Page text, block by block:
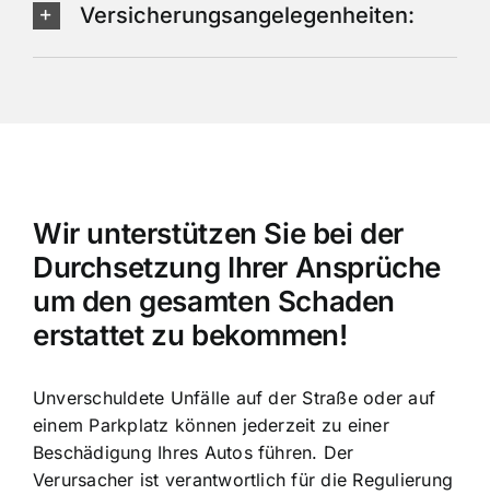
Versicherungsangelegenheiten:
Wir unterstützen Sie bei der
Durchsetzung Ihrer Ansprüche
um den gesamten Schaden
erstattet zu bekommen!
Unverschuldete Unfälle auf der Straße oder auf
einem Parkplatz können jederzeit zu einer
Beschädigung Ihres Autos führen. Der
Verursacher ist verantwortlich für die Regulierung